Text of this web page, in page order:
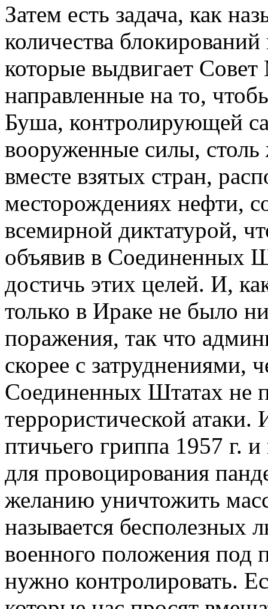
Затем есть задача, как
количества
которые выдвигает
направленные на то,
Буша, контролирующей
вооруженные силы,
вместе взятых стран,
месторождениях нефти,
всемирной диктатурой,
объявив в Соединенных
достичь этих целей. И,
только в Ираке не было
поражения, так что
скорее с затруднениями,
Соединенных Штатах не
террористической атаки.
птичьего гриппа 1957 г.
для провоцирования
желанию уничтожить
называется бесполезных
военного положения под
нужно контролировать.